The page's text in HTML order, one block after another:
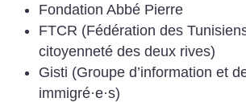
Fondation Abbé Pierre
FTCR (Fédération des
citoyenneté des deux rives)
Gisti (Groupe d’information et
immigré·e·s)